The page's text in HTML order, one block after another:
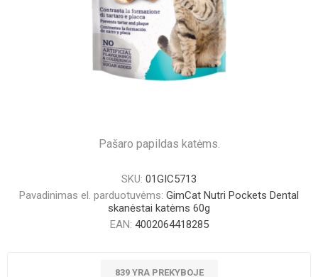
Pašaro papildas katėms.
SKU: 01GIC5713
Pavadinimas el. parduotuvėms: GimCat Nutri Pockets Dental
skanėstai katėms 60g
EAN: 4002064418285
839 YRA PREKYBOJE